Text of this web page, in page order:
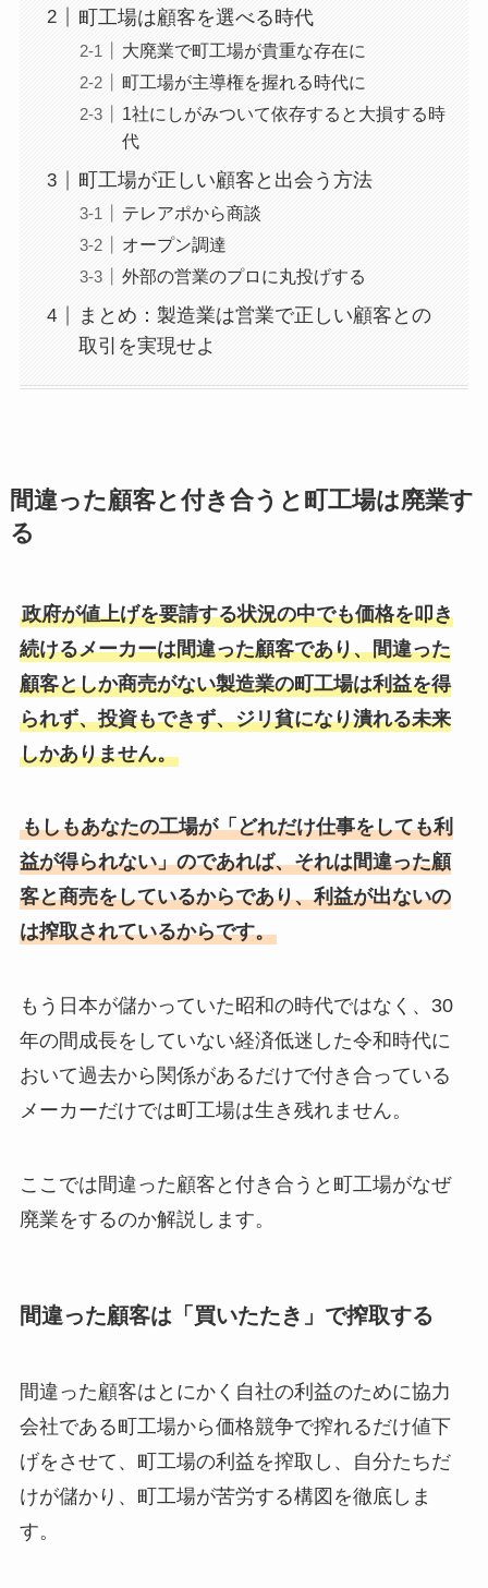
町工場は顧客を選べる時代
大廃業で町工場が貴重な存在に
町工場が主導権を握れる時代に
1社にしがみついて依存すると大損する時
代
町工場が正しい顧客と出会う方法
テレアポから商談
オープン調達
外部の営業のプロに丸投げする
まとめ：製造業は営業で正しい顧客との
取引を実現せよ
間違った顧客と付き合うと町工場は廃業す
る
政府が値上げを要請する状況の中でも価格を叩き
続けるメーカーは間違った顧客であり、間違った
顧客としか商売がない製造業の町工場は利益を得
られず、投資もできず、ジリ貧になり潰れる未来
しかありません。
もしもあなたの工場が「どれだけ仕事をしても利
益が得られない」のであれば、それは間違った顧
客と商売をしているからであり、利益が出ないの
は搾取されているからです。
もう日本が儲かっていた昭和の時代ではなく、30
年の間成長をしていない経済低迷した令和時代に
おいて過去から関係があるだけで付き合っている
メーカーだけでは町工場は生き残れません。
ここでは間違った顧客と付き合うと町工場がなぜ
廃業をするのか解説します。
間違った顧客は「買いたたき」で搾取する
間違った顧客はとにかく自社の利益のために協力
会社である町工場から価格競争で搾れるだけ値下
げをさせて、町工場の利益を搾取し、自分たちだ
けが儲かり、町工場が苦労する構図を徹底しま
す。